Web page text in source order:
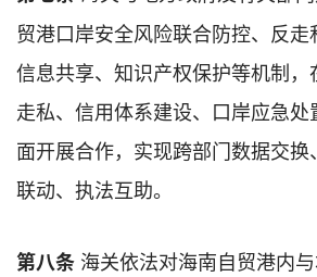
贸港口岸安全风险联合防控、反
信息共享、知识产权保护等机制
走私、信用体系建设、口岸应急
面开展合作，实现跨部门数据交
联动、执法互助。
第八条 海关依法对海南自贸港内